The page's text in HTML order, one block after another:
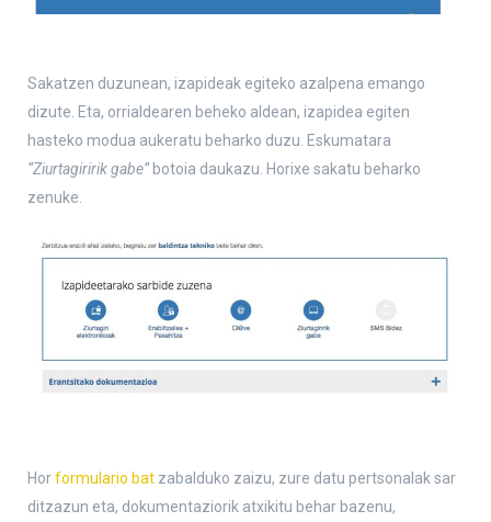
Sakatzen duzunean, izapideak egiteko azalpena emango
dizute. Eta, orrialdearen beheko aldean, izapidea egiten
hasteko modua aukeratu beharko duzu. Eskumatara
“Ziurtagiririk gabe”botoia daukazu. Horixe sakatu beharko
zenuke.
Horformulario bat zabalduko zaizu, zure datu pertsonalak sar
ditzazun eta, dokumentaziorik atxikitu behar bazenu,